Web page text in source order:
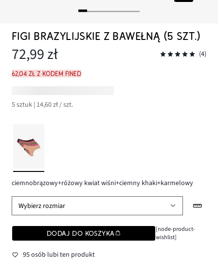
FIGI BRAZYLIJSKIE Z BAWEŁNĄ (5 SZT.)
72,99 zł (4)
62,04 zł z kodem FINED
5 sztuk | 14,60 zł / szt.
ciemnobrązowy+różowy kwiat wiśni+ciemny khaki+karmelowy
Wybierz rozmiar
DODAJ DO KOSZYKA
[node-product-
wishlist]
95 osób lubi ten produkt